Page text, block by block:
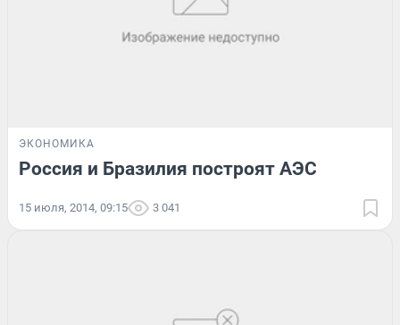
ЭКОНОМИКА
Россия и Бразилия построят АЭС
15 июля, 2014, 09:15 3 041